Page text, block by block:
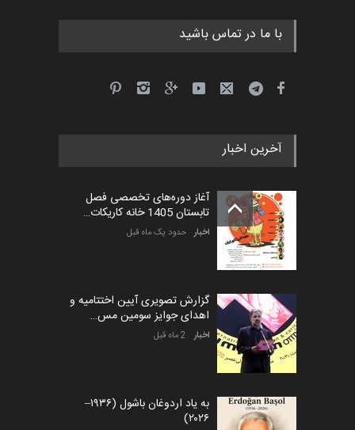
مهلت
پنجمین مسابقۀ بین‌المللی
مهلت 5 ماه دیگر
با ما در تماس باشید
آخرین اخبار
آغاز دوره‌های تخصصی فصل
تابستان 1405 خانه کاریکات…
اخبار حدود یک ماه قبل
گزارش تصویری آیین اختتامیه و
اهدای جوایز سومین مس…
اخبار 2 ماه قبل
به یاد اردوغان باشول (۱۹۳۶–
۲۰۲۶)